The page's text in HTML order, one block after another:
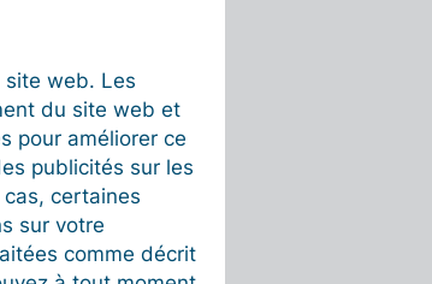
site web. Les
du site web et
pour améliorer ce
publicités sur les
certaines
sur votre
comme décrit